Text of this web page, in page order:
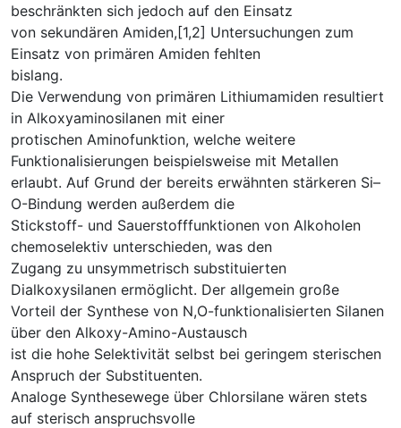
beschränkten sich jedoch auf den Einsatz
von sekundären Amiden,[1,2] Untersuchungen zum
Einsatz von primären Amiden fehlten
bislang.
Die Verwendung von primären Lithiumamiden resultiert
in Alkoxyaminosilanen mit einer
protischen Aminofunktion, welche weitere
Funktionalisierungen beispielsweise mit Metallen
erlaubt. Auf Grund der bereits erwähnten stärkeren Si–
O-Bindung werden außerdem die
Stickstoff- und Sauerstofffunktionen von Alkoholen
chemoselektiv unterschieden, was den
Zugang zu unsymmetrisch substituierten
Dialkoxysilanen ermöglicht. Der allgemein große
Vorteil der Synthese von N,O-funktionalisierten Silanen
über den Alkoxy-Amino-Austausch
ist die hohe Selektivität selbst bei geringem sterischen
Anspruch der Substituenten.
Analoge Synthesewege über Chlorsilane wären stets
auf sterisch anspruchsvolle